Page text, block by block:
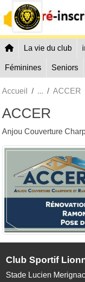
La vie du club
Féminines Seniors
Accueil ACCER
ACCER
Anjou Couverture
Club Sportif
Stade Lucien
Panneau de gestion des